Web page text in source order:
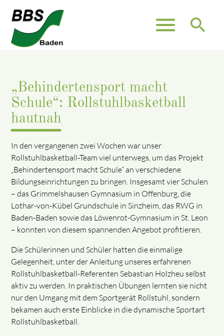
menu search
„Behindertensport macht
Schule“: Rollstuhlbasketball
hautnah
In den vergangenen zwei Wochen war unser
Rollstuhlbasketball-Team viel unterwegs, um das Projekt
„Behindertensport macht Schule“ an verschiedene
Bildungseinrichtungen zu bringen. Insgesamt vier Schulen
– das Grimmelshausen Gymnasium in Offenburg, die
Lothar-von-Kübel Grundschule in Sinzheim, das RWG in
Baden-Baden sowie das Löwenrot-Gymnasium in St. Leon
– konnten von diesem spannenden Angebot profitieren.
Die Schülerinnen und Schüler hatten die einmalige
Gelegenheit, unter der Anleitung unseres erfahrenen
Rollstuhlbasketball-Referenten Sebastian Holzheu selbst
aktiv zu werden. In praktischen Übungen lernten sie nicht
nur den Umgang mit dem Sportgerät Rollstuhl, sondern
bekamen auch erste Einblicke in die dynamische Sportart
Rollstuhlbasketball.